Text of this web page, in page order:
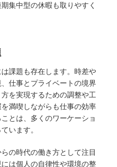
集中型の休暇も取りやすく
課題も存在します。時差や
仕事とプライベートの境界
を実現するための調整や工
満喫しながらも仕事の効率
とは、多くのワーケーショ
います。
の時代の働き方として注目
は個人の自律性や環境の整